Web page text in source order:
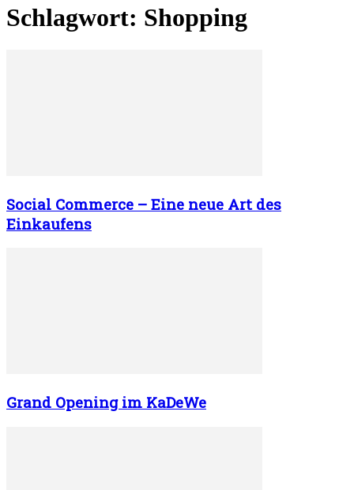
Schlagwort: Shopping
Social Commerce – Eine neue Art des
Einkaufens
Grand Opening im KaDeWe